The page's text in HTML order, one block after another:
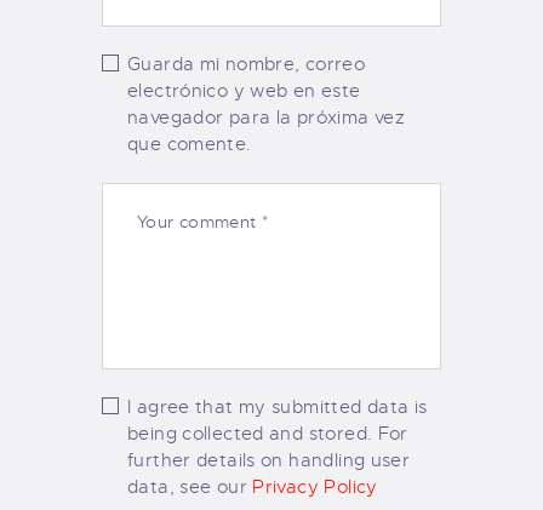
Guarda mi nombre, correo
electrónico y web en este
navegador para la próxima vez
que comente.
I agree that my submitted data is
being collected and stored. For
further details on handling user
data, see our Privacy Policy